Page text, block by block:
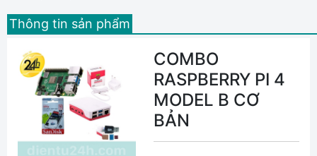
Thông tin sản phẩm
COMBO
RASPBERRY PI 4
MODEL B CƠ
BẢN